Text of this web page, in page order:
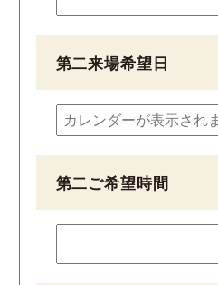
第二来場希望日
第二ご希望時間